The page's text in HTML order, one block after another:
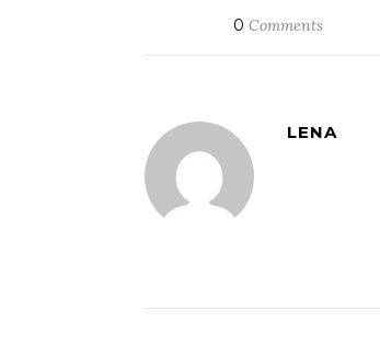
0 Comments
LENA